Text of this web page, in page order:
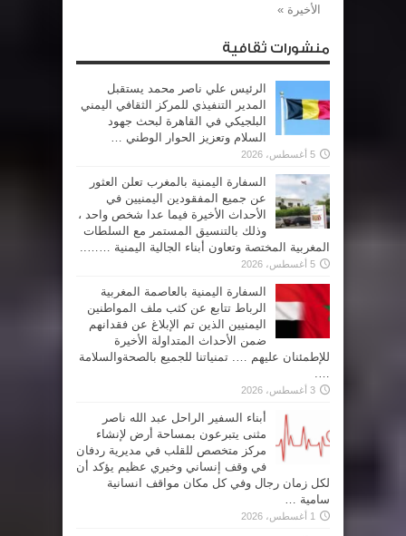
الأخيرة »
منشورات ثقافية
الرئيس علي ناصر محمد يستقبل
المدير التنفيذي للمركز الثقافي اليمني
البلجيكي في القاهرة لبحث جهود
السلام وتعزيز الحوار الوطني …
5 أغسطس، 2026
السفارة اليمنية بالمغرب تعلن العثور
عن جميع المفقودين اليمنيين في
الأحداث الأخيرة فيما عدا شخص واحد ،
وذلك بالتنسيق المستمر مع السلطات
المغربية المختصة وتعاون أبناء الجالية اليمنية ……..
5 أغسطس، 2026
السفارة اليمنية بالعاصمة المغربية
الرباط تتابع عن كثب ملف المواطنين
اليمنيين الذين تم الإبلاغ عن فقدانهم
ضمن الأحداث المتداولة الأخيرة
للإطمئنان عليهم …. تمنياتنا للجميع بالصحةوالسلامة
….
3 أغسطس، 2026
أبناء السفير الراحل عبد الله ناصر
مثنى يتبرعون بمساحة أرض لإنشاء
مركز متخصص للقلب في مديرية ردفان
في وقف إنساني وخيري عظيم يؤكد أن
لكل زمان رجال وفي كل مكان مواقف انسانية
سامية …
1 أغسطس، 2026